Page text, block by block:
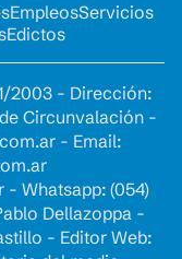
EmpleosServicios
Edictos
2003 - Dirección:
Circunvalación -
- Email:
- Whatsapp: (054)
Dellazoppa -
- Editor Web: